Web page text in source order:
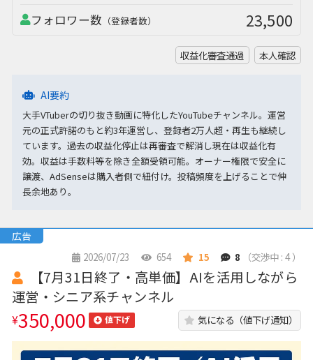
フォロワー数 （登録者数） 23,500
収益化審査通過 本人確認
AI要約
大手VTuberの切り抜き動画に特化したYouTubeチャンネル。運営
元の正式許諾のもと約3年運営し、登録者2万人超・再生も継続し
ています。過去の収益化停止は再審査で解消し現在は収益化有
効。収益は手数料等を除き全額受領可能。オーナー権限で安全に
譲渡、AdSenseは購入者側で紐付け。投稿頻度を上げることで伸
長余地あり。
広告
2026/07/23
654 15 8 （交渉中 : 4 ）
【7月31日終了・高単価】AIを活用しながら
運営・シニア系チャンネル
¥350,000 値下げ 気になる（値下げ通知）